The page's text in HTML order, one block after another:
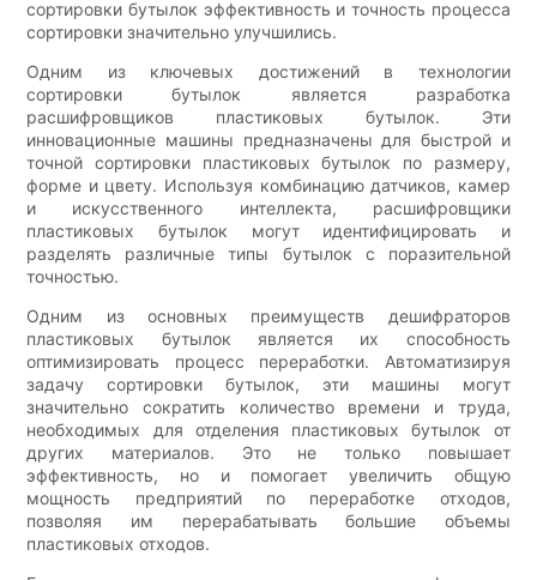
сортировки бутылок эффективность и точность процесса
сортировки значительно улучшились.
Одним из ключевых достижений в технологии
сортировки бутылок является разработка
расшифровщиков пластиковых бутылок. Эти
инновационные машины предназначены для быстрой и
точной сортировки пластиковых бутылок по размеру,
форме и цвету. Используя комбинацию датчиков, камер
и искусственного интеллекта, расшифровщики
пластиковых бутылок могут идентифицировать и
разделять различные типы бутылок с поразительной
точностью.
Одним из основных преимуществ дешифраторов
пластиковых бутылок является их способность
оптимизировать процесс переработки. Автоматизируя
задачу сортировки бутылок, эти машины могут
значительно сократить количество времени и труда,
необходимых для отделения пластиковых бутылок от
других материалов. Это не только повышает
эффективность, но и помогает увеличить общую
мощность предприятий по переработке отходов,
позволяя им перерабатывать большие объемы
пластиковых отходов.